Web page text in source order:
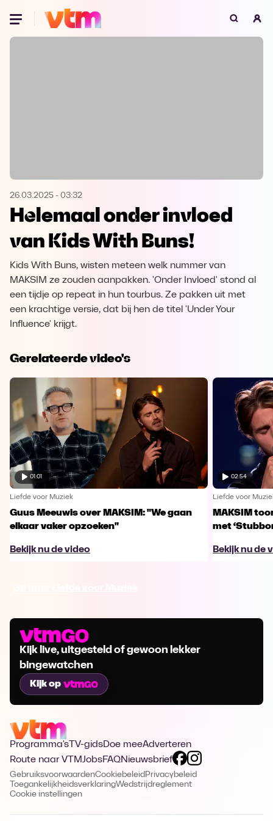
Oeps, browser niet ondersteund
Microsoft Edge Download
Opera Download
26.03.2025 - 03:32
Helemaal onder invloed
van Kids With Buns!
Kids With Buns, wisten meteen welk nummer van
MAKSIM ze zouden aanpakken. 'Onder Invloed' stond al
een tijdje op repeat in hun tourbus. Ze pakken uit met
een krachtige versie, dat bij hen de titel 'Under Your
Influence' krijgt.
Gerelateerde video's
01:01
Liefde voor Muziek
Guus Meeuwis over MAKSIM: "We gaan
elkaar vaker opzoeken"
Bekijk nu de video
02:54
Liefde voor
MAKSIM
met
Bekijk nu de
Kijk live, uitgesteld of gewoon lekker
bingewatchen
Kijk op
Programma's TV-gidsDoe meeAdverteren
Route naar VTMJobsFAQNieuwsbrief
GebruiksvoorwaardenCookiebeleid Privacybeleid
ToegankelijkheidsverklaringWedstrijdreglement
Cookie instellingen